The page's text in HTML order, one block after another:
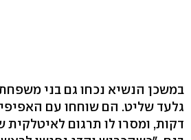
במשכן הנשיא נכחו גם בני
גלעד שליט. הם שוחחו עם
דקות, ומסרו לו תרגום